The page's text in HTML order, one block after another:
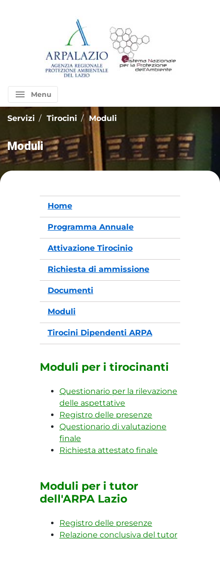
menu Menu
Servizi Tirocini Moduli
Moduli
Home
Programma Annuale
Attivazione Tirocinio
Richiesta di ammissione
Documenti
Moduli
Tirocini Dipendenti ARPA
Moduli per i tirocinanti
Questionario per la rilevazione
delle aspettative
Registro delle presenze
Questionario di valutazione
finale
Richiesta attestato finale
Moduli per i tutor
dell'ARPA Lazio
Registro delle presenze
Relazione conclusiva del tutor